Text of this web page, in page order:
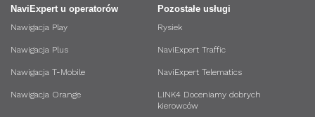
NaviExpert u operatorów
Nawigacja Play
Nawigacja Plus
Nawigacja T-Mobile
Nawigacja Orange
Pozostałe usługi
Rysiek
NaviExpert Traffic
NaviExpert Telematics
LINK4 Doceniamy dobrych
kierowców